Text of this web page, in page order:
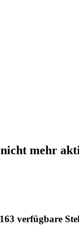
mehr
verfügbare